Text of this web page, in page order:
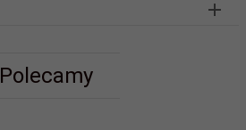
Polecamy